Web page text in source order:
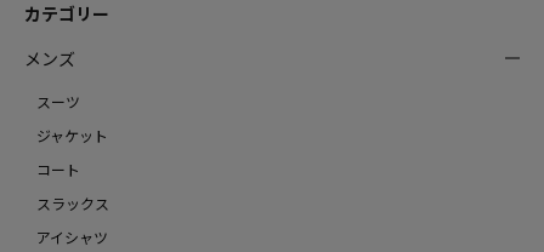
カテゴリー
メンズ
スーツ
ジャケット
コート
スラックス
アイシャツ